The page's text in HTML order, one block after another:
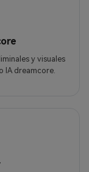
y visuales
IA dreamcore.